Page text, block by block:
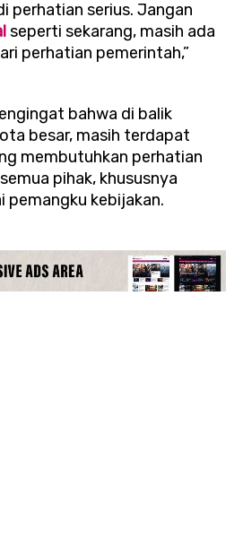
perhatian serius. Jangan
seperti sekarang, masih ada
perhatian pemerintah,”
bahwa di balik
besar, masih terdapat
membutuhkan perhatian
pihak, khususnya
pemangku kebijakan.